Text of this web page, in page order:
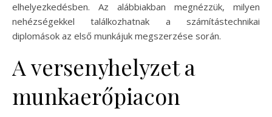
elhelyezkedésben. Az alábbiakban megnézzük, milyen
nehézségekkel találkozhatnak a számítástechnikai
diplomások az első munkájuk megszerzése során.
A versenyhelyzet a
munkaerőpiacon